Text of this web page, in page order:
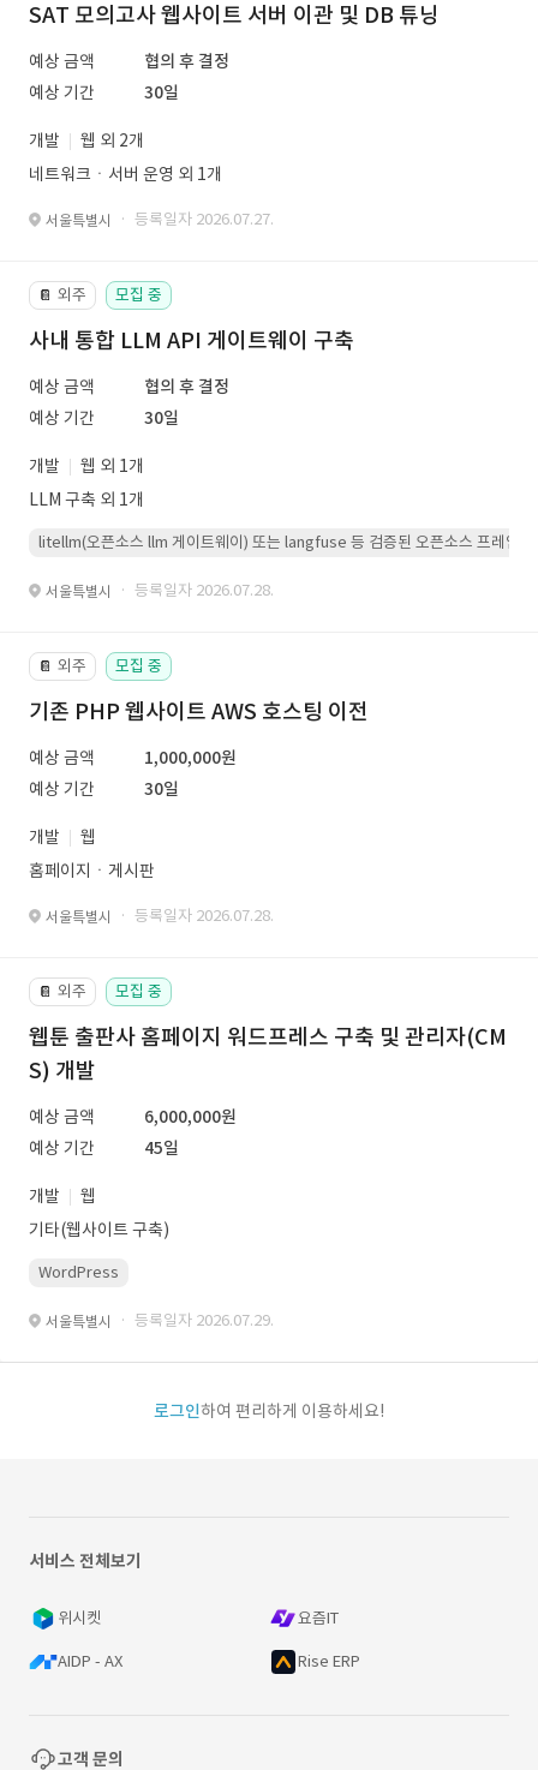
SAT 모의고사 웹사이트 서버 이관 및 DB 튜닝
예상 금액
협의 후 결정
예상 기간
30일
개발
웹 외 2개
네트워크ㆍ서버 운영 외 1개
서울특별시 · 등록일자 2026.07.27.
📔 외주 모집 중
사내 통합 LLM API 게이트웨이 구축
예상 금액
협의 후 결정
예상 기간
30일
개발
웹 외 1개
LLM 구축 외 1개
litellm(오픈소스 llm 게이트웨이) 또는 langfuse 등 검증된 오픈소스 프레임워
서울특별시 · 등록일자 2026.07.28.
📔 외주 모집 중
기존 PHP 웹사이트 AWS 호스팅 이전
예상 금액
1,000,000원
예상 기간
30일
개발
웹
홈페이지ㆍ게시판
서울특별시 · 등록일자 2026.07.28.
📔 외주 모집 중
웹툰 출판사 홈페이지 워드프레스 구축 및 관리자(CM
S) 개발
예상 금액
6,000,000원
예상 기간
45일
개발
웹
기타(웹사이트 구축)
WordPress
서울특별시 · 등록일자 2026.07.29.
로그인하여 편리하게 이용하세요!
서비스 전체보기
위시켓 요즘IT
AIDP - AX Rise ERP
고객 문의